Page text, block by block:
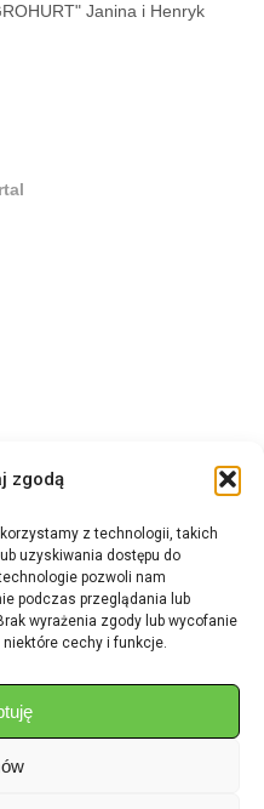
zgodą
z technologii, takich
uzyskiwania dostępu do
pozwoli nam
podczas przeglądania lub
wyrażenia zgody lub wycofanie
niektóre cechy i funkcje.
Janina i Henryk